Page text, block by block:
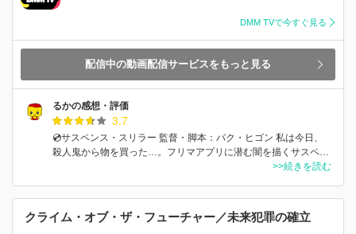
DMM TVで今すぐ見る
配信中の動画配信サービスをもっと見る
るかの感想・評価
3.7
💿サスペンス・スリラー 監督・脚本：パク・ヒゴン 私は今日、
殺人鬼から物を買った…。フリマアプリに潜む闇を描くサスペ…
>>続きを読む
クライム・オブ・ザ・フューチャー／未来犯罪の確立